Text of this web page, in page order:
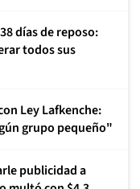
días de reposo:
todos sus
Ley Lafkenche:
grupo pequeño"
publicidad a